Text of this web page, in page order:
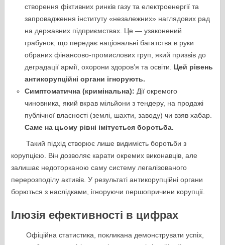
створення фіктивних ринків газу та електроенергії та
запровадження інституту «незалежних» наглядових рад
на державних підприємствах. Це — узаконений
грабунок, що передає національні багатства в руки
обраних фінансово-промислових груп, який призвів до
деградації армії, охорони здоров’я та освіти. Цей рівень
антикорупційні органи ігнорують.
Симптоматична (кримінальна): Дії окремого
чиновника, який вкрав мільйони з тендеру, на продажі
публічної власності (землі, шахти, заводу) чи взяв хабар.
Саме на цьому рівні імітується боротьба.
Такий підхід створює лише видимість боротьби з
корупцією. Він дозволяє карати окремих виконавців, але
залишає недоторканою саму систему легалізованого
перерозподілу активів. У результаті антикорупційні органи
борються з наслідками, ігноруючи першопричини корупції.
Ілюзія ефективності в цифрах
Офіційна статистика, покликана демонструвати успіх,